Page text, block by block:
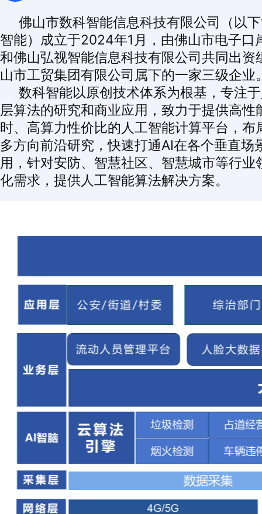
佛山市数科智能信息科技有限公司（以
智能）成立于2024年1月，由佛山市电子口
和佛山弘视智能信息科技有限公司共同出资
山市工贸集团有限公司属下的一家三级企业
数科智能以原创技术体系为根基，专注
层算法的研究和商业应用，致力于提供高性
时、高算力性价比的人工智能计算平台，布
多方向前沿研究，快速打通AI在各个垂直场
用，针对安防、智慧社区、智慧城市等行业
化需求，提供人工智能算法解决方案。